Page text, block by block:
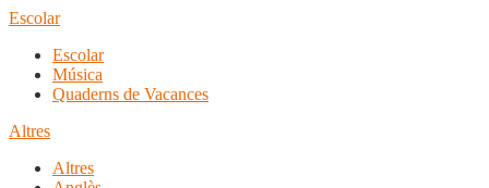
Escolar
Escolar
Música
Quaderns de Vacances
Altres
Altres